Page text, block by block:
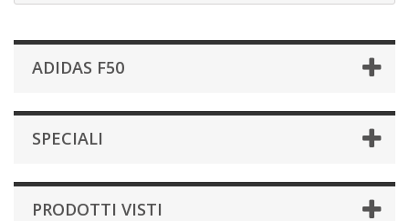
ADIDAS F50
SPECIALI
PRODOTTI VISTI